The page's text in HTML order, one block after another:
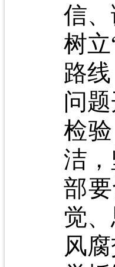
信
树
路
问
检
洁
部
觉
风